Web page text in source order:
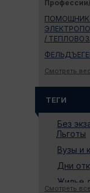
/
Смотреть
ТЕГИ
Без
Льготы
Вузы и
Дни
Жилье
Смотреть все